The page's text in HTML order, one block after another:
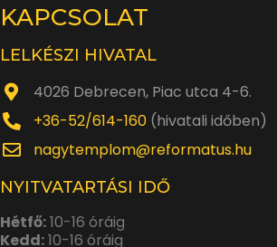
KAPCSOLAT
LELKÉSZI HIVATAL
4026 Debrecen, Piac utca 4-6.
+36-52/614-160 (hivatali időben)
nagytemplom@reformatus.hu
NYITVATARTÁSI IDŐ
Hétfő:10-16 óráig
Kedd:10-16 óráig